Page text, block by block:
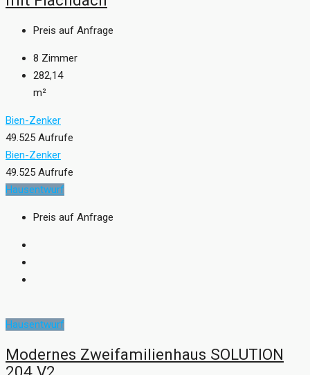
Preis auf Anfrage
8 Zimmer
282,14
m²
Bien-Zenker
49.525 Aufrufe
Bien-Zenker
49.525 Aufrufe
Hausentwurf
Preis auf Anfrage
Hausentwurf
Modernes Zweifamilienhaus SOLUTION